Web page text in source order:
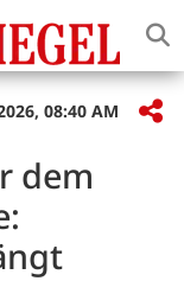
08:40 AM
dem